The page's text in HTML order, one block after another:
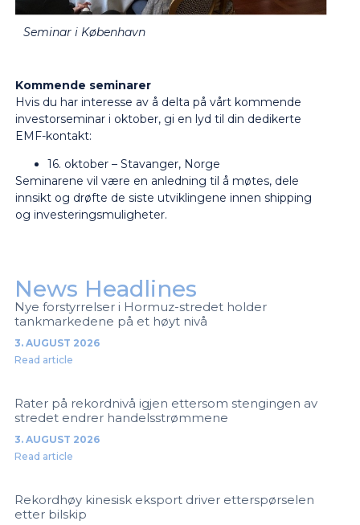
Seminar i København
Kommende seminarer
Hvis du har interesse av å delta på vårt kommende
investorseminar i oktober, gi en lyd til din dedikerte
EMF-kontakt:
16. oktober – Stavanger, Norge
Seminarene vil være en anledning til å møtes, dele
innsikt og drøfte de siste utviklingene innen shipping
og investeringsmuligheter.
News Headlines
Nye forstyrrelser i Hormuz-stredet holder
tankmarkedene på et høyt nivå
3. AUGUST 2026
Read article
Rater på rekordnivå igjen ettersom stengingen av
stredet endrer handelsstrømmene
3. AUGUST 2026
Read article
Rekordhøy kinesisk eksport driver etterspørselen
etter bilskip